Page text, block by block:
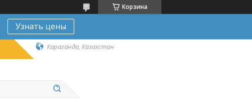
Корзина
Узнать цены
Караганда, Казахстан